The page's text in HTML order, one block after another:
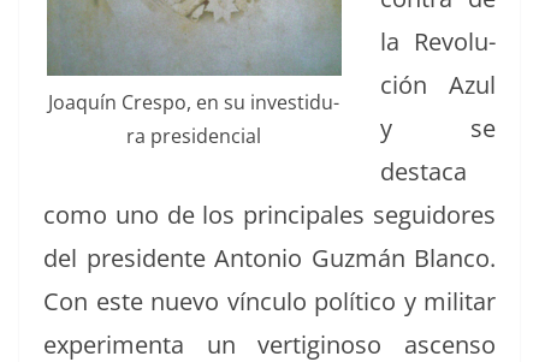
Joaquín Cre­spo, en su investidu­
ra presidencial
la Rev­olu­
ción Azul
y se
desta­ca
como uno de los prin­ci­pales seguidores
del pres­i­dente Anto­nio Guzmán Blan­co.
Con este nue­vo vín­cu­lo políti­co y mil­i­tar
exper­i­men­ta un ver­tig­i­noso ascen­so